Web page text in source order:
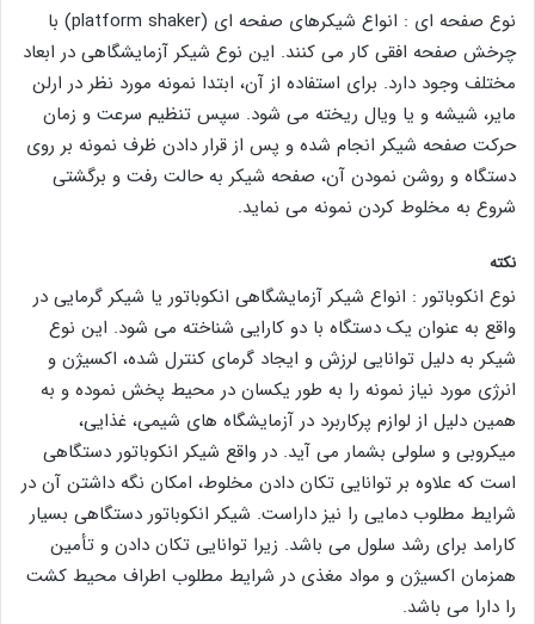
نوع صفحه ای : انواع شیکرهای صفحه ای (platform shaker) با
چرخش صفحه افقی کار می کنند. این نوع شیکر آزمایشگاهی در ابعاد
مختلف وجود دارد. برای استفاده از آن، ابتدا نمونه مورد نظر در ارلن
مایر، شیشه و یا ویال ریخته می شود. سپس تنظیم سرعت و زمان
حرکت صفحه شیکر انجام شده و پس از قرار دادن ظرف نمونه بر روی
دستگاه و روشن نمودن آن، صفحه شیکر به حالت رفت و برگشتی
شروع به مخلوط کردن نمونه می نماید.
نکته
نوع انکوباتور : انواع شیکر آزمایشگاهی انکوباتور یا شیکر گرمایی در
واقع به عنوان یک دستگاه با دو کارایی شناخته می شود. این نوع
شیکر به دلیل توانایی لرزش و ایجاد گرمای کنترل شده، اکسیژن و
انرژی مورد نیاز نمونه را به طور یکسان در محیط پخش نموده و به
همین دلیل از لوازم پرکاربرد در آزمایشگاه های شیمی، غذایی،
میکروبی و سلولی بشمار می آید. در واقع شیکر انکوباتور دستگاهی
است که علاوه بر توانایی تکان دادن مخلوط، امکان نگه داشتن آن در
شرایط مطلوب دمایی را نیز داراست. شیکر انکوباتور دستگاهی بسیار
کارامد برای رشد سلول می باشد. زیرا توانایی تکان دادن و تأمین
همزمان اکسیژن و مواد مغذی در شرایط مطلوب اطراف محیط کشت
را دارا می باشد.